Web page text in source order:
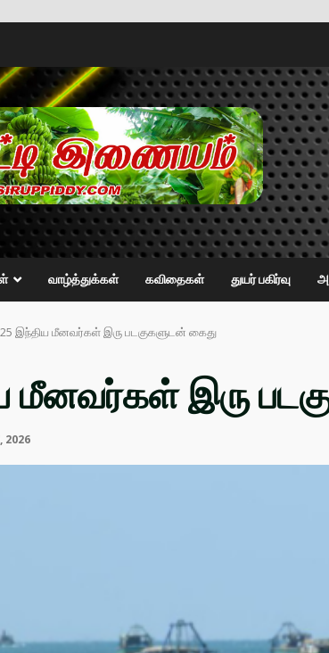
வாழ்த்துக்கள் கவிதைகள் துயர் பகிர்வு
25 இந்திய மீனவர்கள் இரு படகுகளுடன் கைது
மீனவர்கள் இரு
2026